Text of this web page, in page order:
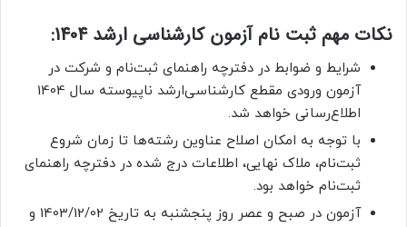
نکات مهم ثبت نام آزمون کارشناسی ارشد 1404:
شرایط و ضوابط در دفترچه راهنمای ثبت‌نام و شرکت در
آزمون ورودی مقطع کارشناسی‌ارشد ناپیوسته سال 1404
اطلاع‌رسانی خواهد شد.
با توجه به امکان اصلاح عناوین رشته‌ها تا زمان شروع
ثبت‌نام، ملاک نهایی، اطلاعات درج شده در دفترچه راهنمای
ثبت‌نام خواهد بود.
آزمون در صبح و عصر روز پنجشنبه به تاریخ 1403/12/02 و